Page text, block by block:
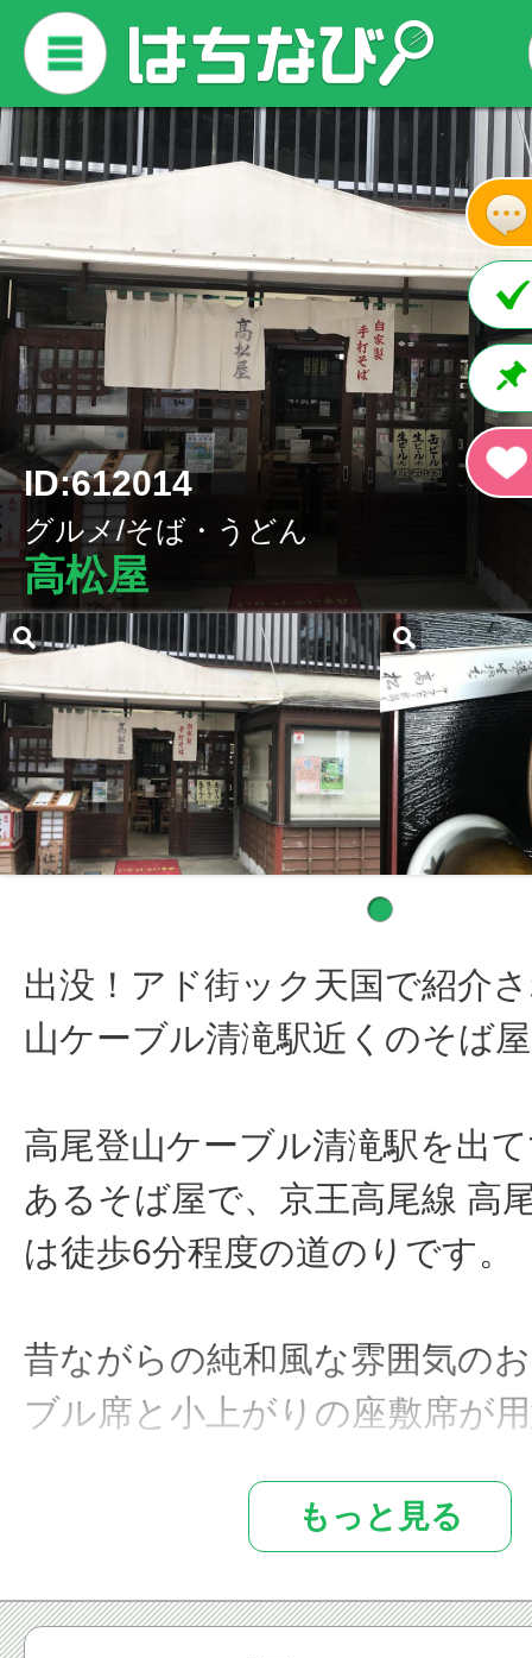
ID:612014
グルメ/そば・うどん
高松屋
出没！アド街ック天国で紹介
山ケーブル清滝駅近くのそば
高尾登山ケーブル清滝駅を出
あるそば屋で、京王高尾線 高
は徒歩6分程度の道のりです。
昔ながらの純和風な雰囲気の
ブル席と小上がりの座敷席が
る梁（はり）や柱がなんとも
もっと見る